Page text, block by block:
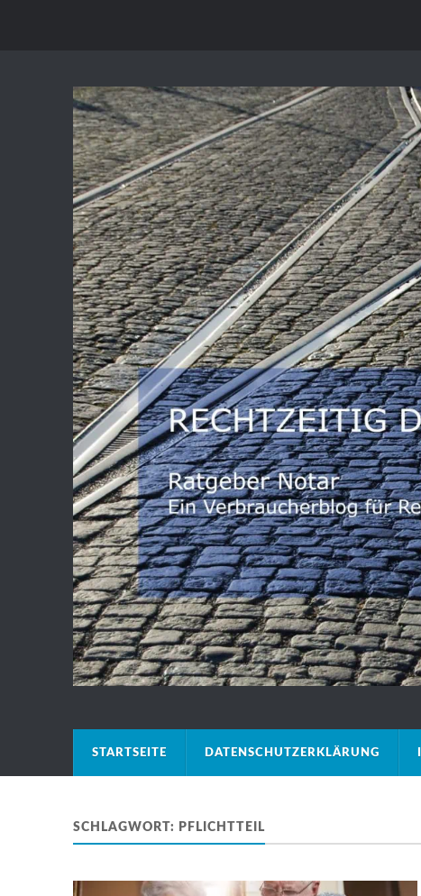
STARTSEITE DATENSCHUTZERKLÄRUNG
SCHLAGWORT: PFLICHTTEIL